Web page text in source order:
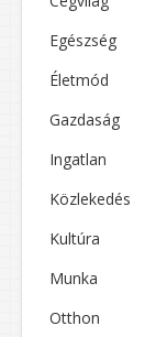
Egészség
Életmód
Gazdaság
Ingatlan
Közlekedés
Kultúra
Munka
Otthon